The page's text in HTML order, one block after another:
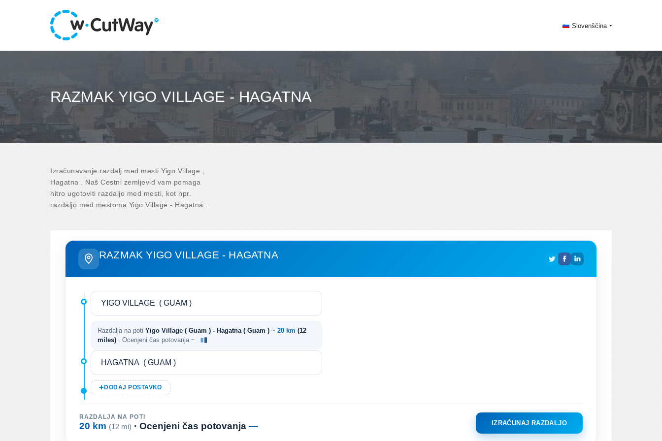
Slovenščina
RAZMAK YIGO VILLAGE - HAGATNA
Izračunavanje razdalj med mesti Yigo Village ,
Hagatna . Naš Cestni zemljevid vam pomaga
hitro ugotoviti razdaljo med mesti, kot npr.
razdaljo med mestoma Yigo Village - Hagatna .
RAZMAK YIGO VILLAGE - HAGATNA
Razdalja na poti Yigo Village ( Guam ) - Hagatna ( Guam ) ~ 20 km (12
miles)
. Ocenjeni čas potovanja ~
DODAJ POSTAVKO
RAZDALJA NA POTI
20 km (12 mi) · Ocenjeni čas potovanja — IZRAČUNAJ RAZDALJO